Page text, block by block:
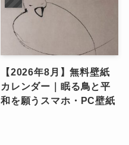
【2026年8月】無料壁紙
カレンダー｜眠る鳥と平
和を願うスマホ・PC壁紙